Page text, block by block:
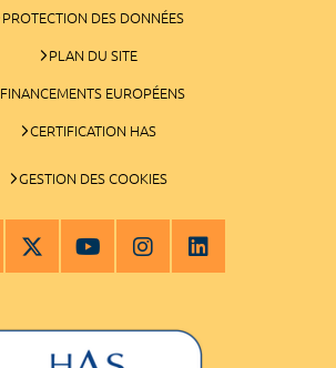
PROTECTION DES DONNÉES
PLAN DU SITE
FINANCEMENTS EUROPÉENS
CERTIFICATION HAS
GESTION DES COOKIES